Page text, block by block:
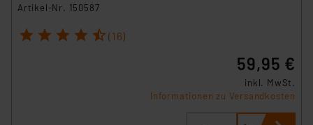
Artikel-Nr. 150587
1 2 3 4 5 (16)
59,95 €
inkl. MwSt.
Informationen zu Versandkosten